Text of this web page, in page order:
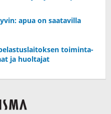
apua on saatavilla
toiminta-
ja huoltajat